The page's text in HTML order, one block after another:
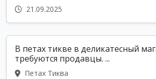
21.09.2025
В петах тикве в деликатесный
требуются продавцы. ...
Петах Тиква